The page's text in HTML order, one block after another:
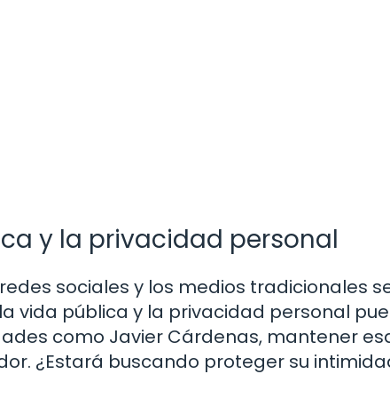
y la privacidad personal
sociales y los medios tradicionales
vida pública y la privacidad personal
como Javier Cárdenas, mantener
¿Estará buscando proteger su